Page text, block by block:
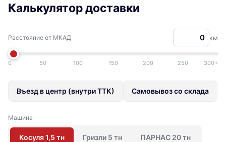
Калькулятор доставки
Расстояние от МКАД км
0 50 100 150 200 250 300+
Въезд в центр (внутри ТТК) Самовывоз со склада
Машина
Косуля 1,5 тн Гризли 5 тн ПАРНАС 20 тн